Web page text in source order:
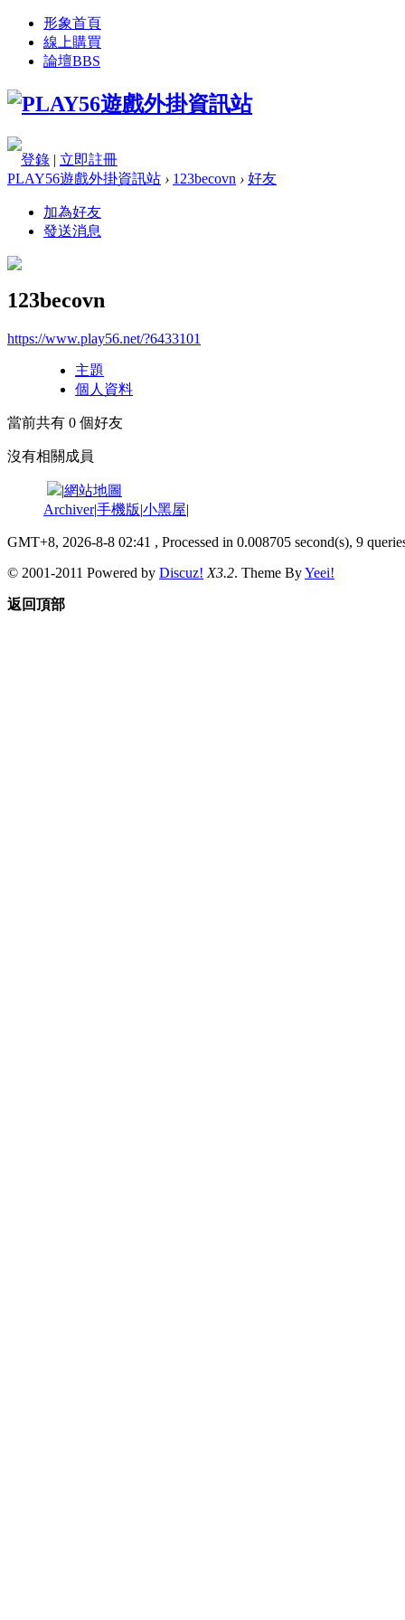
形象首頁
線上購買
論壇BBS
登錄 | 立即註冊
PLAY56遊戲外掛資訊站 › 123becovn › 好友
加為好友
發送消息
123becovn
https://www.play56.net/?6433101
主題
個人資料
當前共有 0 個好友
沒有相關成員
|網站地圖
Archiver|手機版|小黑屋|
GMT+8, 2026-8-8 02:41 , Processed in 0.008705 second(s), 9
© 2001-2011 Powered by Discuz! X3.2. Theme ByYeei!
返回頂部